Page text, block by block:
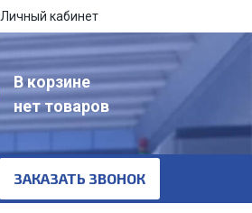
Личный кабинет
В корзине
нет товаров
ЗАКАЗАТЬ ЗВОНОК